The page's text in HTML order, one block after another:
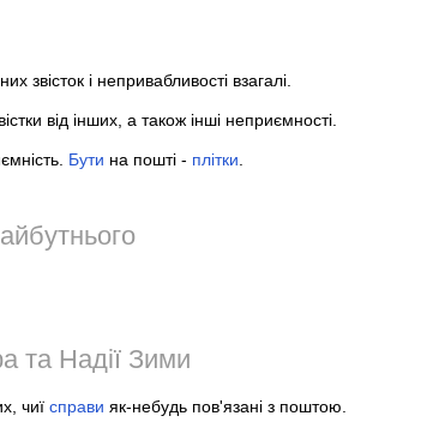
і непривабливості взагалі.
від інших, а також інші неприємності.
Бути на пошті - плітки
та Надії Зими
чиї справи як-небудь пов'язані з поштою.